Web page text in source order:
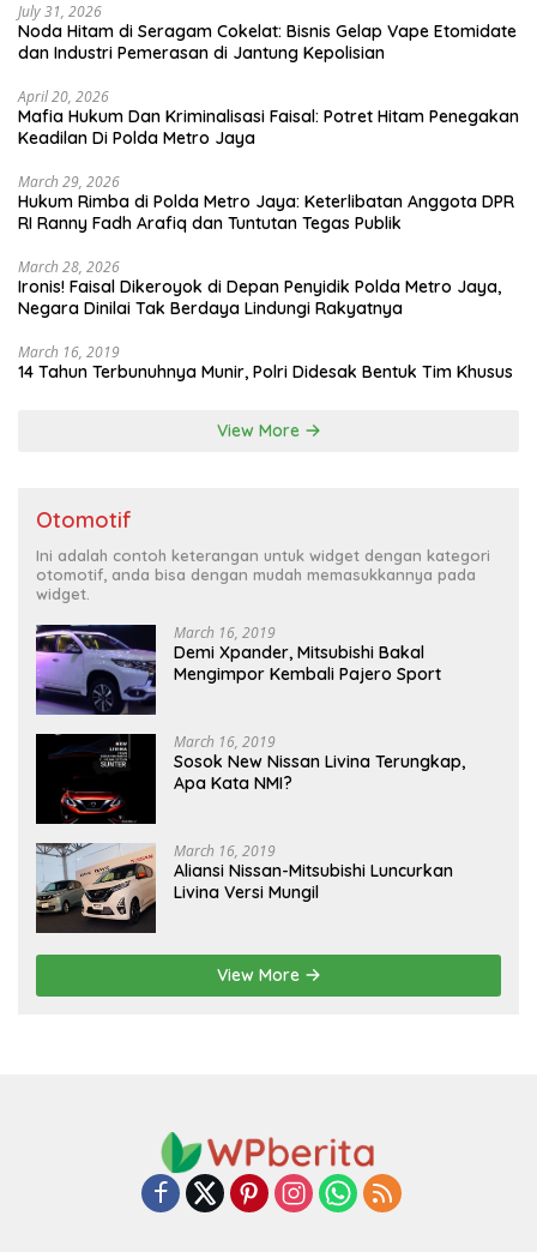
July 31, 2026
Noda Hitam di Seragam Cokelat: Bisnis Gelap Vape Etomidate
dan Industri Pemerasan di Jantung Kepolisian
April 20, 2026
Mafia Hukum Dan Kriminalisasi Faisal: Potret Hitam Penegakan
Keadilan Di Polda Metro Jaya
March 29, 2026
Hukum Rimba di Polda Metro Jaya: Keterlibatan Anggota DPR
RI Ranny Fadh Arafiq dan Tuntutan Tegas Publik
March 28, 2026
Ironis! Faisal Dikeroyok di Depan Penyidik Polda Metro Jaya,
Negara Dinilai Tak Berdaya Lindungi Rakyatnya
March 16, 2019
14 Tahun Terbunuhnya Munir, Polri Didesak Bentuk Tim Khusus
View More
Otomotif
Ini adalah contoh keterangan untuk widget dengan kategori
otomotif, anda bisa dengan mudah memasukkannya pada
widget.
March 16, 2019
Demi Xpander, Mitsubishi Bakal
Mengimpor Kembali Pajero Sport
March 16, 2019
Sosok New Nissan Livina Terungkap,
Apa Kata NMI?
March 16, 2019
Aliansi Nissan-Mitsubishi Luncurkan
Livina Versi Mungil
View More